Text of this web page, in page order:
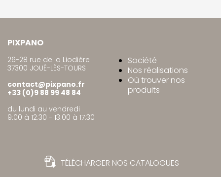
PIXPANO
26-28 rue de la Liodière
37300 JOUÉ-LÈS-TOURS
contact@pixpano.fr
+33 (0)9 88 99 48 84
du lundi au vendredi
9:00 à 12:30 - 13:00 à 17:30
Société
Nos réalisations
Où trouver nos
produits
TÉLÉCHARGER NOS CATALOGUES